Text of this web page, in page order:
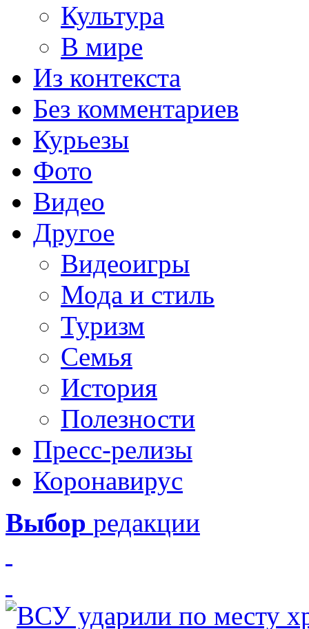
Культура
В мире
Из контекста
Без комментариев
Курьезы
Фото
Видео
Другое
Видеоигры
Мода и стиль
Туризм
Семья
История
Полезности
Пресс-релизы
Коронавирус
Выбор редакции